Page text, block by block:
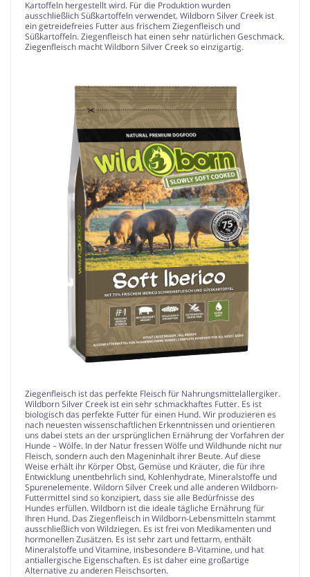
Kartoffeln hergestellt wird. Für die Produktion wurden
ausschließlich Süßkartoffeln verwendet. Wildborn Silver Creek ist
ein getreidefreies Futter aus frischem Ziegenfleisch und
Süßkartoffeln. Ziegenfleisch hat einen sehr natürlichen Geschmack.
Ziegenfleisch macht Wildborn Silver Creek so einzigartig.
Ziegenfleisch ist das perfekte Fleisch für Nahrungsmittelallergiker.
Wildborn Silver Creek ist ein sehr schmackhaftes Futter. Es ist
biologisch das perfekte Futter für einen Hund. Wir produzieren es
nach neuesten wissenschaftlichen Erkenntnissen und orientieren
uns dabei stets an der ursprünglichen Ernährung der Vorfahren der
Hunde – Wölfe. In der Natur fressen Wölfe und Wildhunde nicht nur
Fleisch, sondern auch den Mageninhalt ihrer Beute. Auf diese
Weise erhält ihr Körper Obst, Gemüse und Kräuter, die für ihre
Entwicklung unentbehrlich sind, Kohlenhydrate, Mineralstoffe und
Spurenelemente. Wildorn Silver Creek und alle anderen Wildborn-
Futtermittel sind so konzipiert, dass sie alle Bedürfnisse des
Hundes erfüllen. Wildborn ist die ideale tägliche Ernährung für
Ihren Hund. Das Ziegenfleisch in Wildborn-Lebensmitteln stammt
ausschließlich von Wildziegen. Es ist frei von Medikamenten und
hormonellen Zusätzen. Es ist sehr zart und fettarm, enthält
Mineralstoffe und Vitamine, insbesondere B-Vitamine, und hat
antiallergische Eigenschaften. Es ist daher eine großartige
Alternative zu anderen Fleischsorten.